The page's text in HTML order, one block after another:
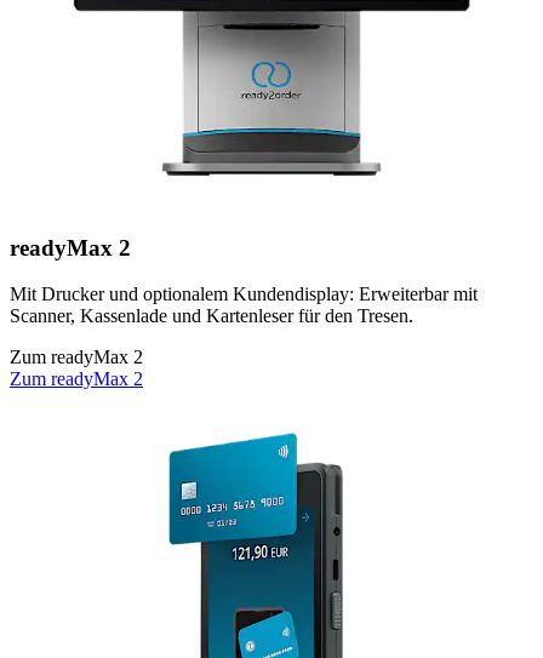
readyMax 2
Mit Drucker und optionalem Kundendisplay: Erweiterbar mit
Scanner, Kassenlade und Kartenleser für den Tresen.
Zum readyMax 2
Zum readyMax 2